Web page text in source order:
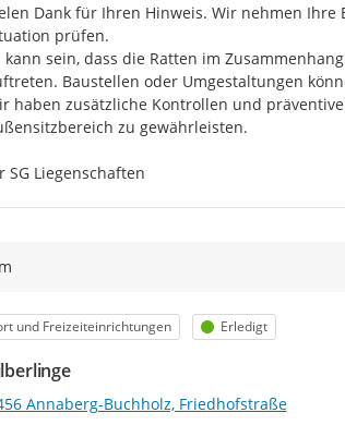
Dank für Ihren Hinweis. Wir nehmen
prüfen.
kann sein, dass die Ratten im
Baustellen oder Umgestaltungen
haben zusätzliche Kontrollen und
zu gewährleisten.
SG Liegenschaften
und Freizeiteinrichtungen Status
Erledigt
Annaberg-Buchholz, Friedhofstraße